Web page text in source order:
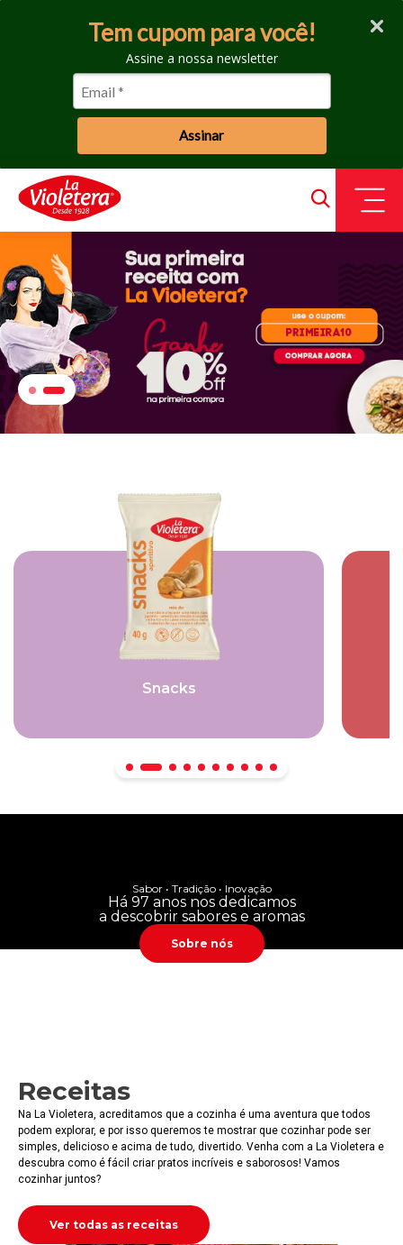
Tem cupom para você!
Assine a nossa newsletter
Assinar
Snacks
Sabor • Tradição • Inovação
Há 97 anos nos dedicamos
a descobrir sabores e aromas
Sobre nós
Receitas
Na La Violetera, acreditamos que a cozinha é uma aventura que todos
podem explorar, e por isso queremos te mostrar que cozinhar pode ser
simples, delicioso e acima de tudo, divertido. Venha com a La Violetera e
descubra como é fácil criar pratos incríveis e saborosos! Vamos
cozinhar juntos?
Ver todas as receitas